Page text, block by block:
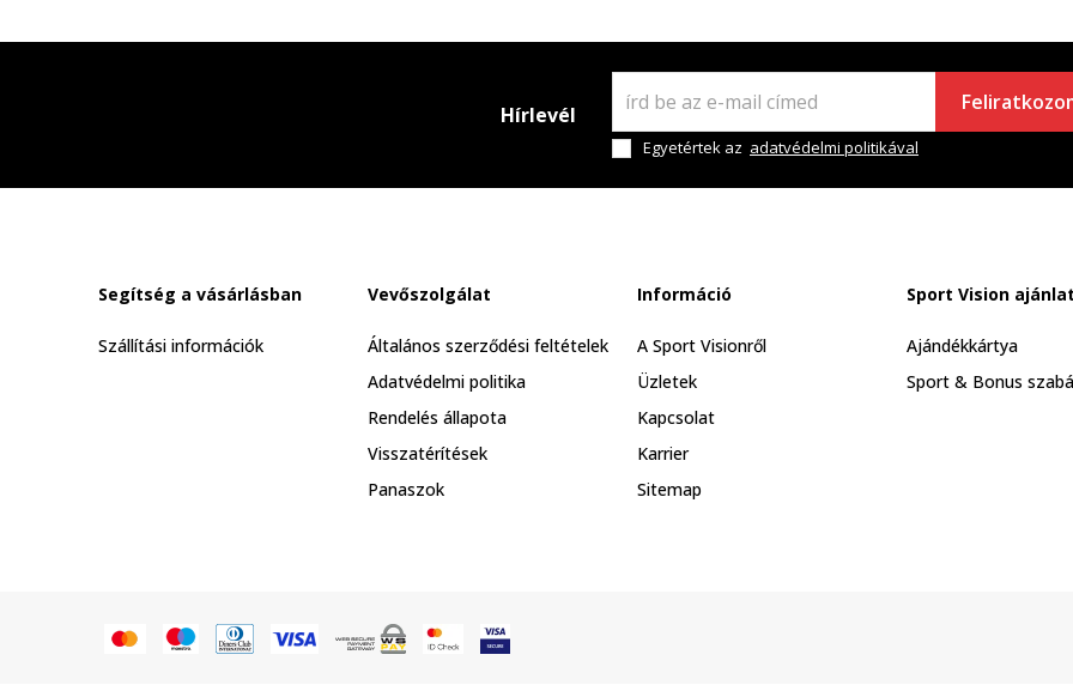
Hírlevél
Egyetértek az adatvédelmi politikával
Segítség a vásárlásban
Szállítási információk
Vevőszolgálat
Általános szerződési feltételek
Adatvédelmi politika
Rendelés állapota
Visszatérítések
Panaszok
Információ
A Sport Visionről
Üzletek
Kapcsolat
Karrier
Sitemap
Sport Vision
Ajándékkártya
Sport & Bonus